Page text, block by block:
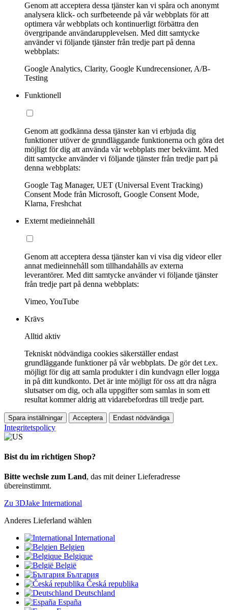
Genom att acceptera dessa tjänster kan vi spåra och anonymt
analysera klick- och surfbeteende på vår webbplats för att
optimera vår webbplats och kontinuerligt förbättra den
övergripande användarupplevelsen. Med ditt samtycke
använder vi följande tjänster från tredje part på denna
webbplats:
Google Analytics, Clarity, Google Kundrecensioner, A/B-
Testing
Funktionell
Genom att godkänna dessa tjänster kan vi erbjuda dig
funktioner utöver de grundläggande funktionerna och göra det
möjligt för dig att använda vår webbplats mer bekvämt. Med
ditt samtycke använder vi följande tjänster från tredje part på
denna webbplats:
Google Tag Manager, UET (Universal Event Tracking)
Consent Mode från Microsoft, Google Consent Mode,
Klarna, Freshchat
Externt medieinnehåll
Genom att acceptera dessa tjänster kan vi visa dig videor eller
annat medieinnehåll som tillhandahålls av externa
leverantörer. Med ditt samtycke använder vi följande tjänster
från tredje part på denna webbplats:
Vimeo, YouTube
Krävs
Alltid aktiv
Tekniskt nödvändiga cookies säkerställer endast
grundläggande funktioner på vår webbplats. De gör det t.ex.
möjligt för dig att samla produkter i din kundvagn eller logga
in på ditt kundkonto. Det är inte möjligt för oss att dra några
slutsatser om dig, och alla uppgifter som samlas in som ett
resultat kommer aldrig att vidarebefordras till tredje part.
Spara inställningar Acceptera Endast nödvändiga
Integritetspolicy
Bist du im richtigen Shop?
Bitte wechsle zum Land, das mit deiner Lieferadresse
übereinstimmt.
Zu 3DJake International
Anderes Lieferland wählen
International
Belgien
Belgique
België
България
Česká republika
Deutschland
España